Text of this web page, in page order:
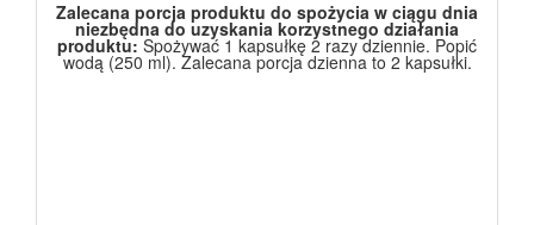
Zalecana porcja produktu do spożycia w ciągu dnia
niezbędna do uzyskania korzystnego działania
produktu: Spożywać 1 kapsułkę 2 razy dziennie. Popić
wodą (250 ml). Zalecana porcja dzienna to 2 kapsułki.